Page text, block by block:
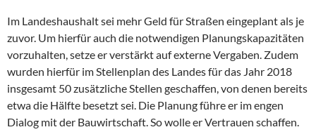
Im Landeshaushalt sei mehr Geld für Straßen eingeplant als je
zuvor. Um hierfür auch die notwendigen Planungskapazitäten
vorzuhalten, setze er verstärkt auf externe Vergaben. Zudem
wurden hierfür im Stellenplan des Landes für das Jahr 2018
insgesamt 50 zusätzliche Stellen geschaffen, von denen bereits
etwa die Hälfte besetzt sei. Die Planung führe er im engen
Dialog mit der Bauwirtschaft. So wolle er Vertrauen schaffen.